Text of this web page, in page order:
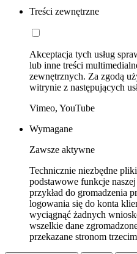
Treści zewnętrzne
Akceptacja tych usług
lub inne treści
zewnętrznych. Za zgodą
witrynie z następujących
Vimeo, YouTube
Wymagane
Zawsze aktywne
Technicznie niezbędne
podstawowe funkcje
przykład do gromadzenia
logowania się do konta
wyciągnąć żadnych
wszelkie dane
przekazane stronom